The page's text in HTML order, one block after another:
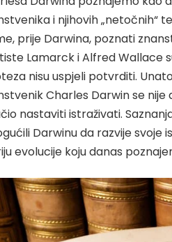
i njihovih „netočnih“
prije Darwina, poznati
Lamarck i Alfred Wallace
nisu uspjeli potvrditi.
Charles Darwin se
nastaviti istraživati.
Darwinu da razvije svoje
evolucije koju danas